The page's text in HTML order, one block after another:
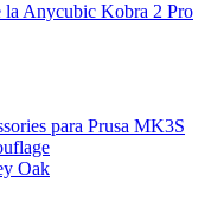
la Anycubic Kobra 2 Pro
para Prusa MK3S
Oak